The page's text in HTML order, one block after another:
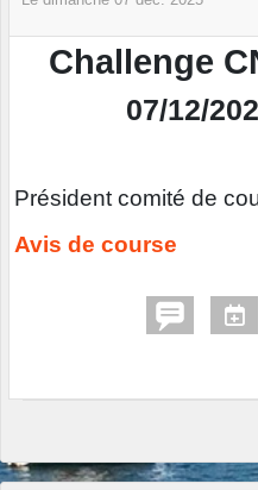
Challenge
07/12/
Président comité de
Avis de course